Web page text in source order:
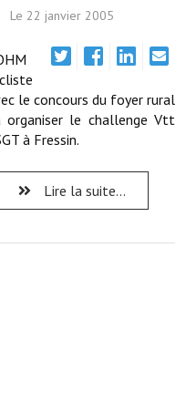
Fressinois
Le 22 janvier 2005
le concours du foyer rural
organiser le challenge Vtt
à Fressin.
Lire la suite...